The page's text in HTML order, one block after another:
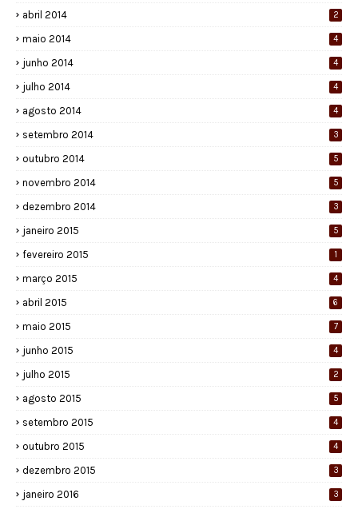
abril 2014 2
maio 2014 4
junho 2014 4
julho 2014 4
agosto 2014 4
setembro 2014 3
outubro 2014 5
novembro 2014 5
dezembro 2014 3
janeiro 2015 5
fevereiro 2015 1
março 2015 4
abril 2015 6
maio 2015 7
junho 2015 4
julho 2015 2
agosto 2015 5
setembro 2015 4
outubro 2015 4
dezembro 2015 3
janeiro 2016 3